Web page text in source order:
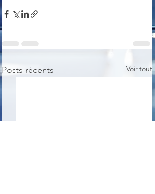
Posts récents Voir tout